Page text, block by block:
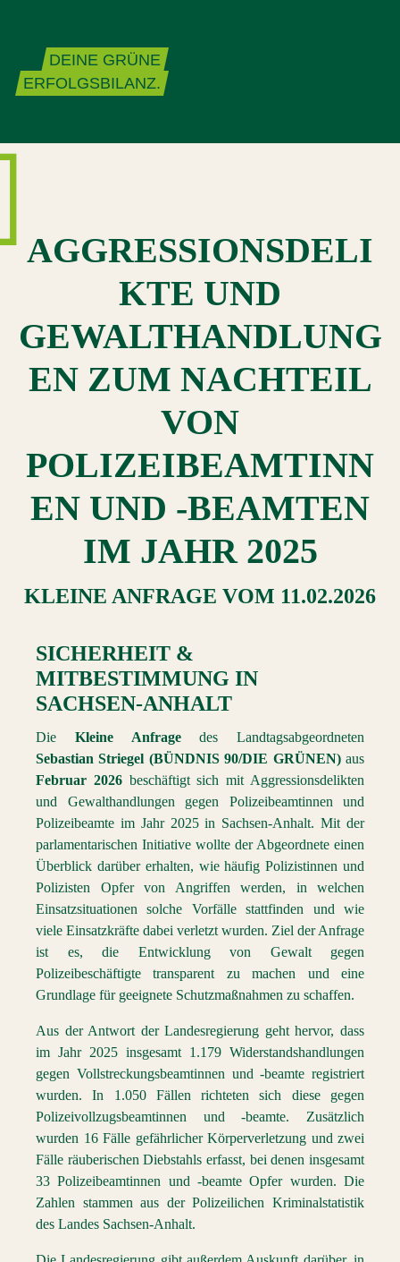
DEINE GRÜNE
ERFOLGSBILANZ.
AGGRESSIONSDELI
KTE UND
GEWALTHANDLUNG
EN ZUM NACHTEIL
VON
POLIZEIBEAMTINN
EN UND -BEAMTEN
IM JAHR 2025
KLEINE ANFRAGE VOM 11.02.2026
SICHERHEIT &
MITBESTIMMUNG IN
SACHSEN-ANHALT
Die Kleine Anfragedes Landtagsabgeordneten
Sebastian Striegel (BÜNDNIS 90/DIE GRÜNEN)aus
Februar 2026beschäftigt sich mit Aggressionsdelikten
und Gewalthandlungen gegen Polizeibeamtinnen und
Polizeibeamte im Jahr 2025 in Sachsen-Anhalt. Mit der
parlamentarischen Initiative wollte der Abgeordnete einen
Überblick darüber erhalten, wie häufig Polizistinnen und
Polizisten Opfer von Angriffen werden, in welchen
Einsatzsituationen solche Vorfälle stattfinden und wie
viele Einsatzkräfte dabei verletzt wurden. Ziel der Anfrage
ist es, die Entwicklung von Gewalt gegen
Polizeibeschäftigte transparent zu machen und eine
Grundlage für geeignete Schutzmaßnahmen zu schaffen.
Aus der Antwort der Landesregierung geht hervor, dass
im Jahr 2025 insgesamt 1.179 Widerstandshandlungen
gegen Vollstreckungsbeamtinnen und -beamte registriert
wurden. In 1.050 Fällen richteten sich diese gegen
Polizeivollzugsbeamtinnen und -beamte. Zusätzlich
wurden 16 Fälle gefährlicher Körperverletzung und zwei
Fälle räuberischen Diebstahls erfasst, bei denen insgesamt
33 Polizeibeamtinnen und -beamte Opfer wurden. Die
Zahlen stammen aus der Polizeilichen Kriminalstatistik
des Landes Sachsen-Anhalt.